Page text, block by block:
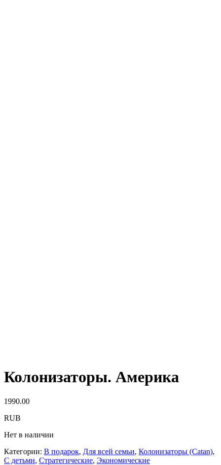
Колонизаторы. Америка
1990.00
RUB
Нет в наличии
Категории: В подарок, Для всей семьи, Колонизаторы (Catan),
С детьми, Стратегические, Экономические